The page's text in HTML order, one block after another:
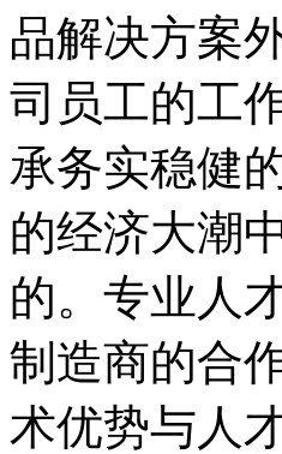
品解决方案
司员工的工
承务实稳健
的经济大潮
的。专业人
制造商的合
术优势与人